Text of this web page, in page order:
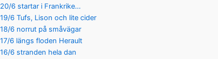
20/6 startar i Frankrike…
19/6 Tufs, Lison och lite cider
18/6 norrut på småvägar
17/6 längs floden Herault
16/6 stranden hela dan